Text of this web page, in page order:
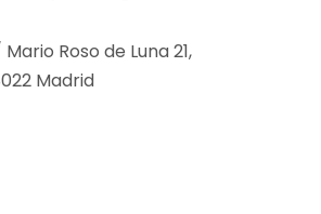
Roso de Luna 21,
Madrid